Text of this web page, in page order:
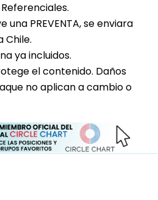
una PREVENTA, se enviara
Chile.
ya incluidos.
el contenido. Daños
no aplican a cambio o